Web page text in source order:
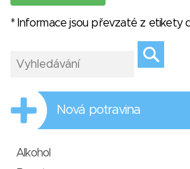
* Informace jsou převzaté z etikety
Nová potravina
Alkohol